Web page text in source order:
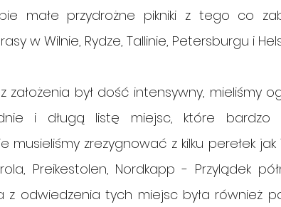
małe przydrożne pikniki z tego co
w Wilnie, Rydze, Tallinie, Petersburgu i
założenia był dość intensywny, mieliśmy
i długą listę miejsc, które bardzo
musieliśmy zrezygnować z kilku perełek
Preikestolen, Nordkapp - Przylądek
z odwiedzenia tych miejsc była również